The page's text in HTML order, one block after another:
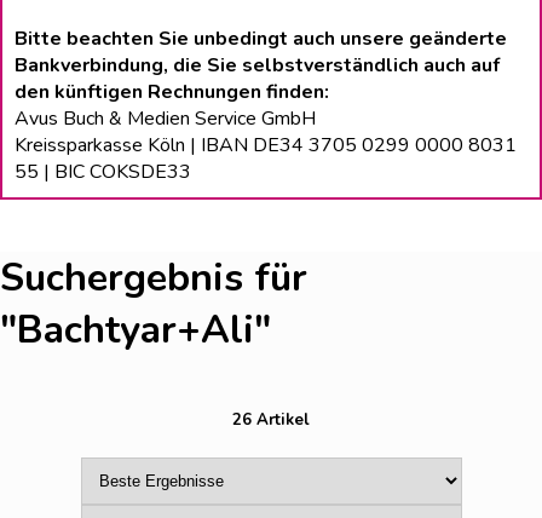
Bitte beachten Sie unbedingt auch unsere geänderte
Bankverbindung, die Sie selbstverständlich auch auf
den künftigen Rechnungen finden:
Avus Buch & Medien Service GmbH
Kreissparkasse Köln | IBAN DE34 3705 0299 0000 8031
55 | BIC COKSDE33
Suchergebnis für
"Bachtyar+Ali"
26 Artikel